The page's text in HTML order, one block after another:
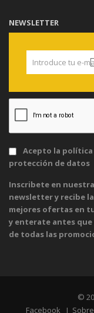
NEWSLETTER
Acepto la política
protección de datos
Inscribete en nuestra
newsletter y recibe
mejores ofertas en
y enterate antes que
de todas las
©
Facebook